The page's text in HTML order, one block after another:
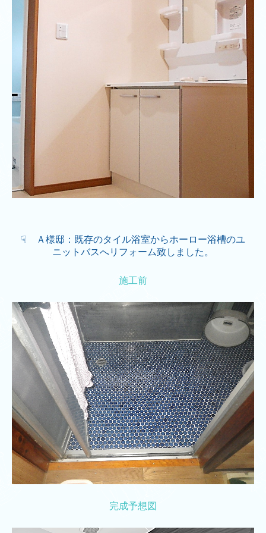
☟ Ａ様邸：既存のタイル浴室からホーロー浴槽のユ
ニットバスへリフォーム致しました。
施工前
完成予想図